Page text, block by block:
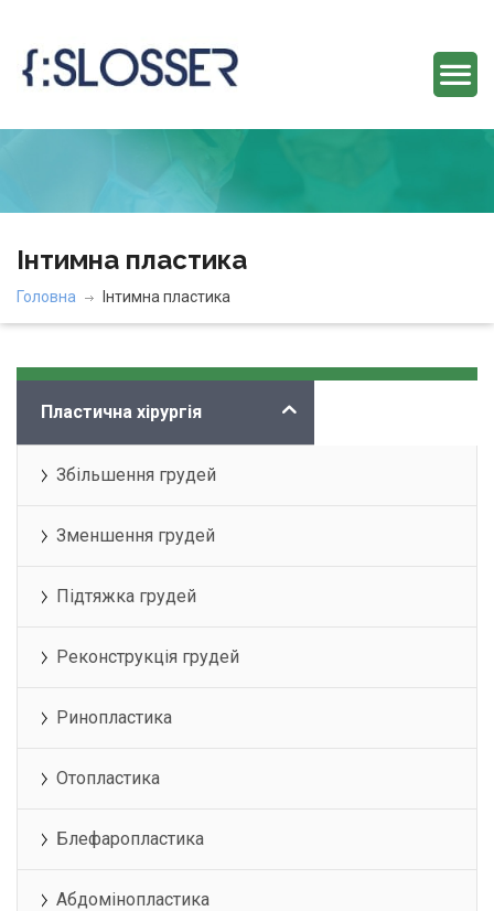
Інтимна пластика
Головна Інтимна пластика
Категорії
Пластична хірургія
Збільшення грудей
Зменшення грудей
Підтяжка грудей
Реконструкція грудей
Ринопластика
Отопластика
Блефаропластика
Абдомінопластика